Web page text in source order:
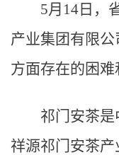
5月14日，
产业集团有限
方面存在的困难
祁门安茶
祥源祁门安茶